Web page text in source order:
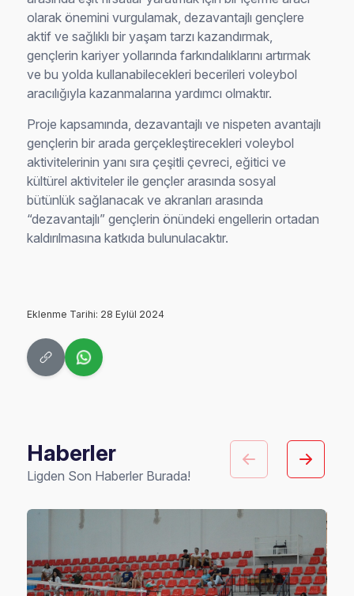
olarak önemini vurgulamak, dezavantajlı gençlere
aktif ve sağlıklı bir yaşam tarzı kazandırmak,
gençlerin kariyer yollarında farkındalıklarını artırmak
ve bu yolda kullanabilecekleri becerileri voleybol
aracılığıyla kazanmalarına yardımcı olmaktır.
Proje kapsamında, dezavantajlı ve nispeten avantajlı
gençlerin bir arada gerçekleştirecekleri voleybol
aktivitelerinin yanı sıra çeşitli çevreci, eğitici ve
kültürel aktiviteler ile gençler arasında sosyal
bütünlük sağlanacak ve akranları arasında
“dezavantajlı” gençlerin önündeki engellerin ortadan
kaldırılmasına katkıda bulunulacaktır.
Eklenme Tarihi: 28 Eylül 2024
Haberler
Ligden Son Haberler Burada!